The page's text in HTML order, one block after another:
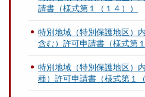
請書（様式第１（１４））
特別地域（特別保護地区）
含む）許可申請書（様式第
特別地域（特別保護地区）
種）許可申請書（様式第１（